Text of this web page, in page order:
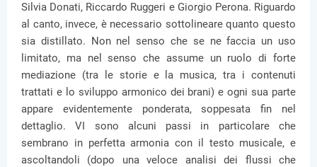
Silvia Donati, Riccardo Ruggeri e Giorgio Perona. Riguardo
al canto, invece, è necessario sottolineare quanto questo
sia distillato. Non nel senso che se ne faccia un uso
limitato, ma nel senso che assume un ruolo di forte
mediazione (tra le storie e la musica, tra i contenuti
trattati e lo sviluppo armonico dei brani) e ogni sua parte
appare evidentemente ponderata, soppesata fin nel
dettaglio. VI sono alcuni passi in particolare che
sembrano in perfetta armonia con il testo musicale, e
ascoltandoli (dopo una veloce analisi dei flussi che